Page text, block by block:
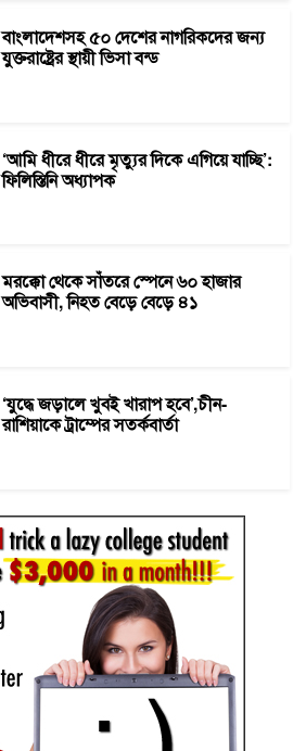
বাংলাদেশসহ ৫০ দেশের নাগরিকদের জন্য
যুক্তরাষ্ট্রের স্থায়ী ভিসা বন্ড
‘আমি ধীরে ধীরে মৃত্যুর দিকে এগিয়ে যাচ্ছি’:
ফিলিস্তিনি অধ্যাপক
মরক্কো থেকে সাঁতরে স্পেনে ৬০ হাজার
অভিবাসী, নিহত বেড়ে বেড়ে ৪১
‘যুদ্ধে জড়ালে খুবই খারাপ হবে’,চীন-
রাশিয়াকে ট্রাম্পের সতর্কবার্তা